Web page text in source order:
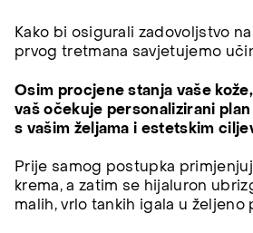
Kako bi osigurali zadovoljstvo
prvog tretmana savjetujemo
Osim procjene stanja vaše
vaš očekuje personalizirani
s vašim željama i estetskim
Prije samog postupka
krema, a zatim se hijaluron
malih, vrlo tankih igala u željeno